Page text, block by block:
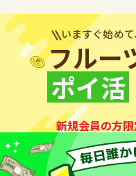
いますぐ始め
フルー
ポイ活
新規会員の方